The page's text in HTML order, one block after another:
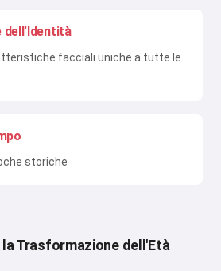
dell'Identità
facciali uniche a tutte le
storiche
Trasformazione dell'Età